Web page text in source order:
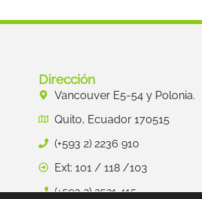
Dirección
Vancouver E5-54 y Polonia.
Quito, Ecuador 170515
(+593 2) 2236 910
Ext: 101 / 118 /103
(+593 2) 2521 415